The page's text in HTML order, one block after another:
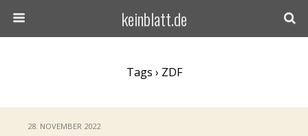
keinblatt.de
Tags › ZDF
28. NOVEMBER 2022